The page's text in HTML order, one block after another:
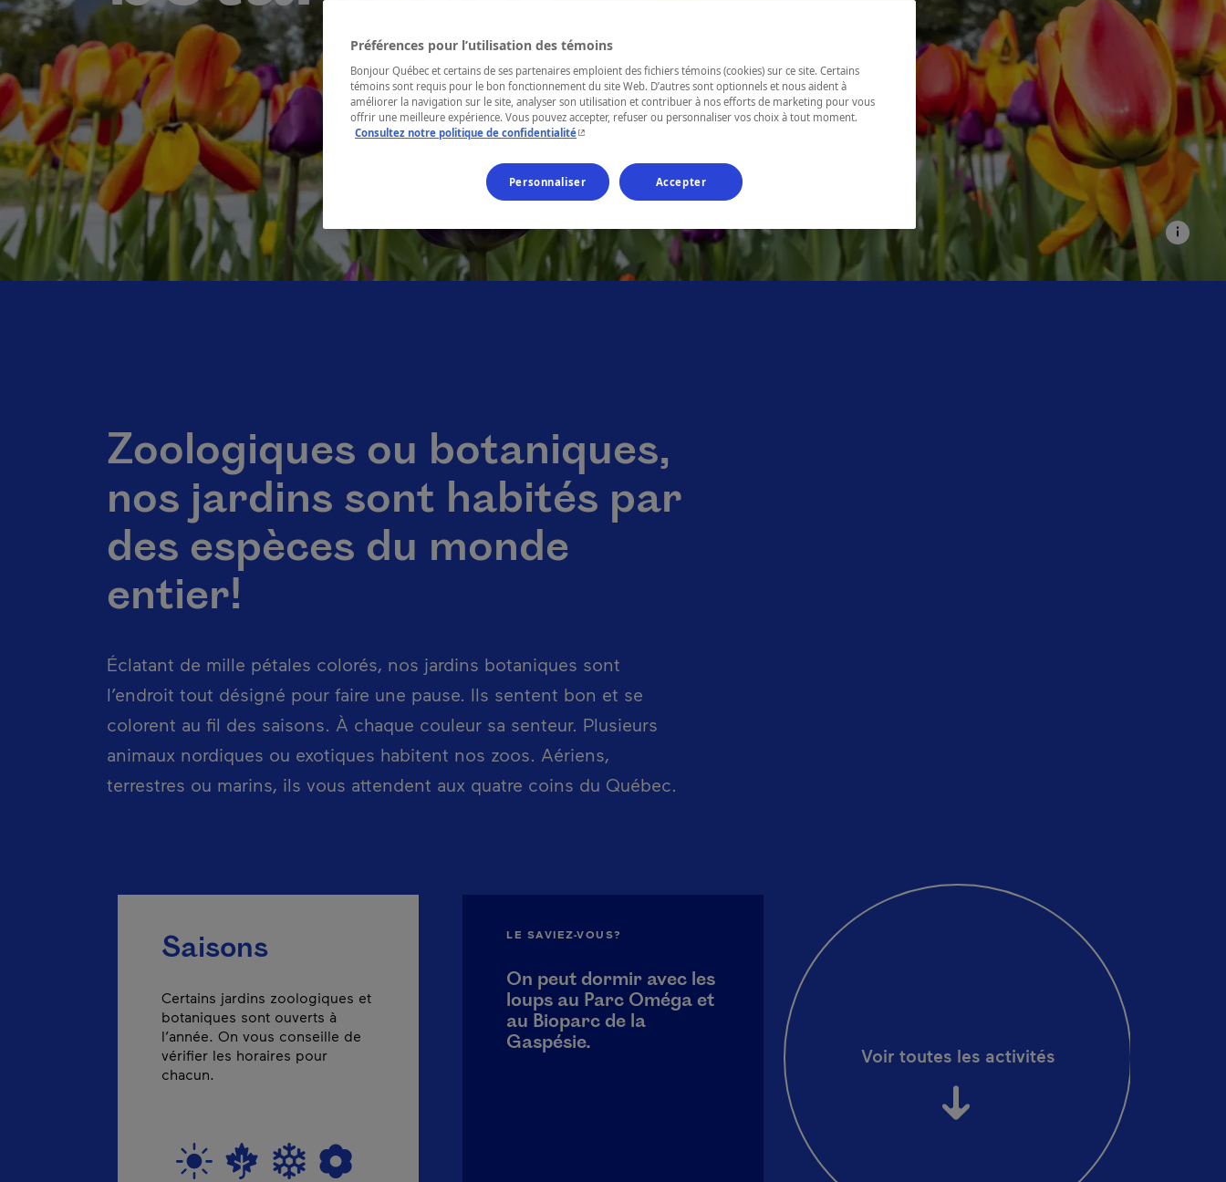
Zoologiques ou botaniques,
nos jardins sont habités par
des espèces du monde
entier!
Éclatant de mille pétales colorés, nos jardins botaniques sont
l’endroit tout désigné pour faire une pause. Ils sentent bon et se
colorent au fil des saisons. À chaque couleur sa senteur. Plusieurs
animaux nordiques ou exotiques habitent nos zoos. Aériens,
terrestres ou marins, ils vous attendent aux quatre coins du Québec.
Saisons
Certains jardins zoologiques et
botaniques sont ouverts à
l’année. On vous conseille de
vérifier les horaires pour
chacun.
LE SAVIEZ-VOUS?
On peut dormir avec les
loups au Parc Oméga et
au Bioparc de la
Gaspésie.
Voir toutes les activités
Préférences pour l’utilisation des témoins
Bonjour Québec et certains de ses partenaires emploient des fichiers témoins (cookies) sur ce site. Certains
témoins sont requis pour le bon fonctionnement du site Web. D’autres sont optionnels et nous aident à
améliorer la navigation sur le site, analyser son utilisation et contribuer à nos efforts de marketing pour vous
offrir une meilleure expérience. Vous pouvez accepter, refuser ou personnaliser vos choix à tout moment.
Consultez notre politique de confidentialité- Cet hyperlien s'ouvrira dans une nouvelle fenêtre.
Personnaliser Accepter